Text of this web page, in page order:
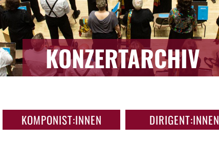
KONZERTARCHIV
KOMPONIST:INNEN DIRIGENT:INNEN